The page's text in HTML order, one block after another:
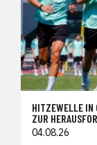
HITZEWELLE IN
ZUR
04.08.26